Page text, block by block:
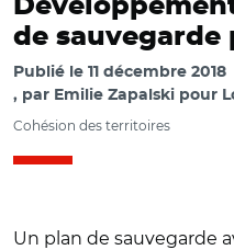
de sauvegarde
Publié le 11 décembre 2018
par Emilie Zapalski pour
Cohésion des territoires
Un plan de sauvegarde